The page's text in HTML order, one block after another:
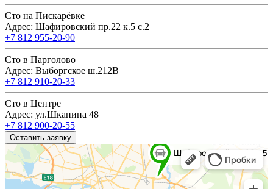
Сто на Пискарёвке
Адрес: Шафировский пр.22 к.5 с.2
+7 812 955-20-90
Сто в Парголово
Адрес: Выборгское ш.212В
+7 812 910-20-33
Сто в Центре
Адрес: ул.Шкапина 48
+7 812 900-20-55
Оставить заявку